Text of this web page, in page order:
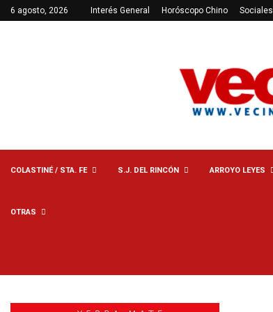
6 agosto, 2026 Interés General Horóscopo Chino Sociales
COLASTINÉ / STA. FE S.J. DEL RINCÓN ARROYO LEYES
OTRAS